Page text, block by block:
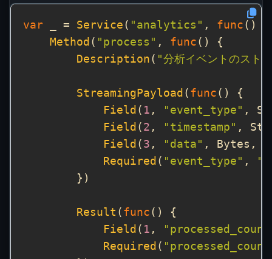
var _ = Service ( "analytics" , func
Method ( "process" , func
Description ( "分析イベントのスト
StreamingPayload ( func
Field ( 1 , "event_type" ,
Field ( 2 , "timestamp" ,
Field ( 3 , "data" , Bytes,
Required ( "event_type" ,
Result ( func
Field ( 1 ,
Required (